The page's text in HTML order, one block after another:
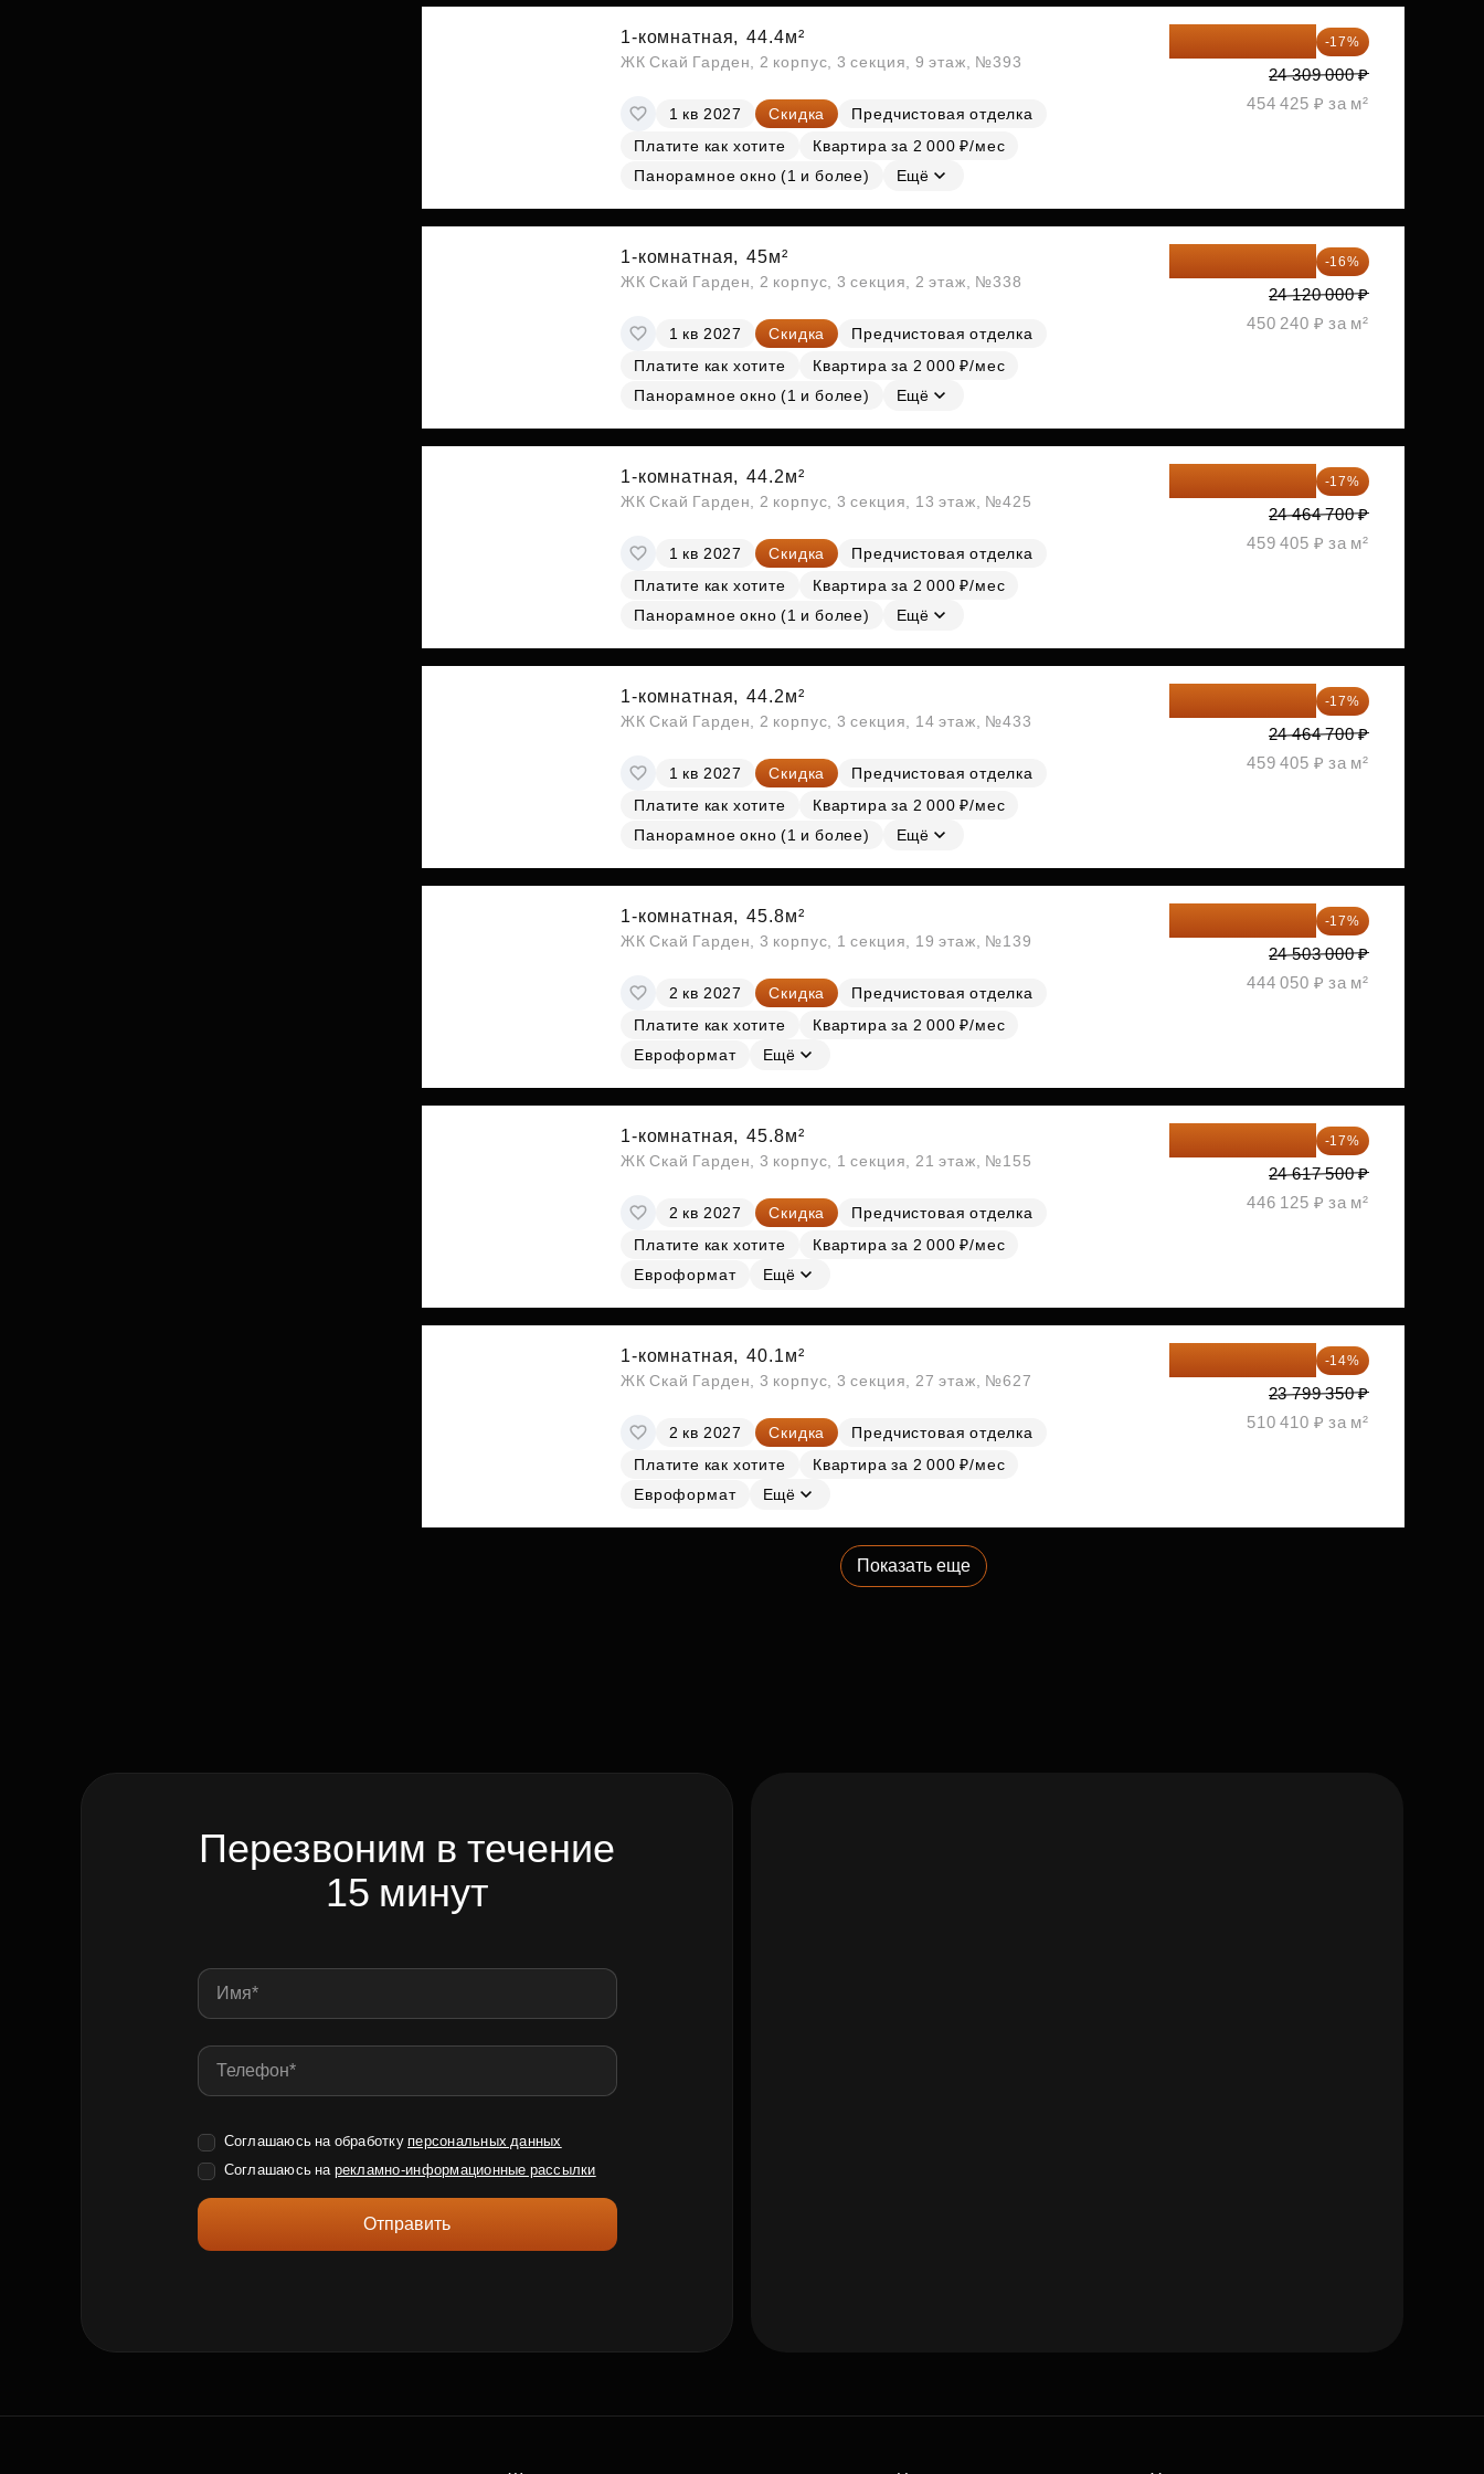
1-комнатная, 44.4м²
ЖК Скай Гарден, 2 корпус, 3 секция, 9 этаж, №393
1 кв 2027 Скидка
Предчистовая отделка
Платите как хотите
Квартира за 2 000 ₽/мес
Панорамное окно (1 и более)
Ещё
-17%
24 309 000 ₽
454 425 ₽ за м²
1-комнатная, 45м²
ЖК Скай Гарден, 2 корпус, 3 секция, 2 этаж, №338
1 кв 2027 Скидка
Предчистовая отделка
Платите как хотите
Квартира за 2 000 ₽/мес
Панорамное окно (1 и более)
Ещё
-16%
24 120 000 ₽
450 240 ₽ за м²
1-комнатная, 44.2м²
ЖК Скай Гарден, 2 корпус, 3 секция, 13 этаж, №425
1 кв 2027 Скидка
Предчистовая отделка
Платите как хотите
Квартира за 2 000 ₽/мес
Панорамное окно (1 и более)
Ещё
-17%
24 464 700 ₽
459 405 ₽ за м²
1-комнатная, 44.2м²
ЖК Скай Гарден, 2 корпус, 3 секция, 14 этаж, №433
1 кв 2027 Скидка
Предчистовая отделка
Платите как хотите
Квартира за 2 000 ₽/мес
Панорамное окно (1 и более)
Ещё
-17%
24 464 700 ₽
459 405 ₽ за м²
1-комнатная, 45.8м²
ЖК Скай Гарден, 3 корпус, 1 секция, 19 этаж, №139
2 кв 2027 Скидка
Предчистовая отделка
Платите как хотите
Квартира за 2 000 ₽/мес
Евроформат
Ещё
-17%
24 503 000 ₽
444 050 ₽ за м²
1-комнатная, 45.8м²
ЖК Скай Гарден, 3 корпус, 1 секция, 21 этаж, №155
2 кв 2027 Скидка
Предчистовая отделка
Платите как хотите
Квартира за 2 000 ₽/мес
Евроформат
Ещё
-17%
24 617 500 ₽
446 125 ₽ за м²
1-комнатная, 40.1м²
ЖК Скай Гарден, 3 корпус, 3 секция, 27 этаж, №627
2 кв 2027 Скидка
Предчистовая отделка
Платите как хотите
Квартира за 2 000 ₽/мес
Евроформат
Ещё
-14%
23 799 350 ₽
510 410 ₽ за м²
Показать еще
Перезвоним в течение
15 минут
Соглашаюсь на обработку персональных данных
Соглашаюсь на рекламно-информационные рассылки
Отправить